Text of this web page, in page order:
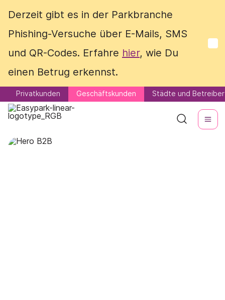
Derzeit gibt es in der Parkbranche
Phishing-Versuche über E-Mails, SMS
und QR-Codes. Erfahre hier, wie Du
einen Betrug erkennst.
Privatkunden Geschäftskunden Städte und Betreiber
Derzeit gibt es in der Parkbranche
Phishing-Versuche über E-Mails, SMS
und QR-Codes. Erfahre hier, wie Du
einen Betrug erkennst.
Privatkunden Geschäftskunden Städte und Betreiber